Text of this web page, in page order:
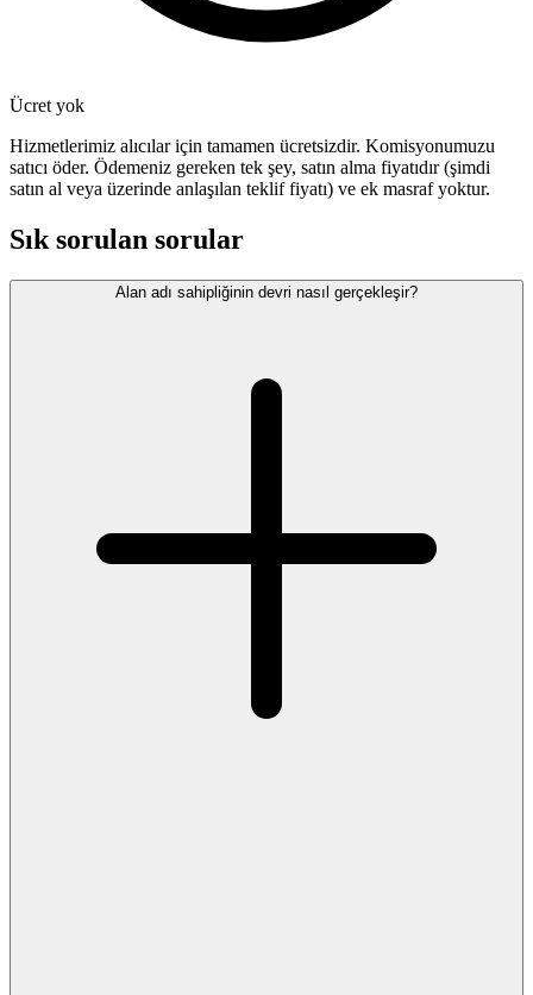
Ücret yok
Hizmetlerimiz alıcılar için tamamen ücretsizdir. Komisyonumuzu
satıcı öder. Ödemeniz gereken tek şey, satın alma fiyatıdır (şimdi
satın al veya üzerinde anlaşılan teklif fiyatı) ve ek masraf yoktur.
Sık sorulan sorular
Alan adı sahipliğinin devri nasıl gerçekleşir?